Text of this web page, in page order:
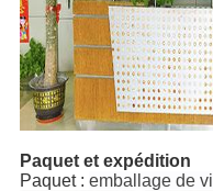
Paquet et expédition
Paquet : emballage de